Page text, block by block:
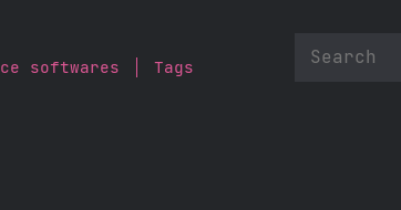
softwares Tags